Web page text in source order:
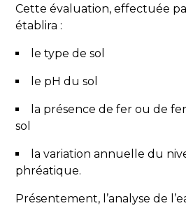
Cette évaluation, effectuée
établira :
le type de sol
le pH du sol
la présence de fer ou de
sol
la variation annuelle du
phréatique.
Présentement, l’analyse de